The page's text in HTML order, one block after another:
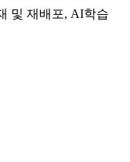
및 재배포, AI학습